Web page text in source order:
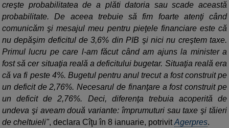
creşte probabilitatea de a plăti datoria sau scade această
probabilitate. De aceea trebuie să fim foarte atenţi când
comunicăm şi mesajul meu pentru pieţele financiare este că
nu depăşim deficitul de 3,6% din PIB şi nici nu creştem taxe.
Primul lucru pe care l-am făcut când am ajuns la minister a
fost să cer situaţia reală a deficitului bugetar. Situaţia reală era
că va fi peste 4%. Bugetul pentru anul trecut a fost construit pe
un deficit de 2,76%. Necesarul de finanţare a fost construit pe
un deficit de 2,76%. Deci, diferenţa trebuia acoperită de
undeva şi aveam două variante: împrumuturi sau taxe şi tăieri
de cheltuieli", declara Cîţu în 8 ianuarie, potrivitAgerpres.